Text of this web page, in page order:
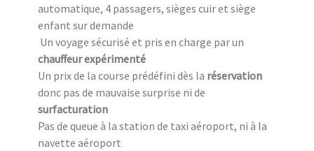
automatique, 4 passagers, sièges cuir et siège
enfant sur demande
Un voyage sécurisé et pris en charge par un
chauffeur expérimenté
Un prix de la course prédéfini dès la réservation
donc pas de mauvaise surprise ni de
surfacturation
Pas de queue à la station de taxi aéroport, ni à la
navette aéroport